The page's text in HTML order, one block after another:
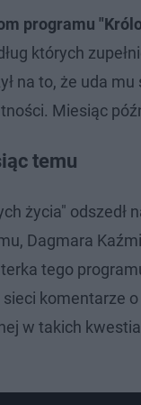
programu
których
na to, że uda
Miesiąc
temu
życia" odszedł
Dagmara
tego
komentarze
w takich